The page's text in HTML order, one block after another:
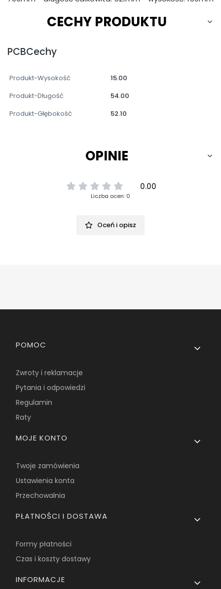
CECHY PRODUKTU
PCBCechy
Produkt-Wysokość
15.00
Produkt-Długość
54.00
Produkt-Głębokość
52.10
OPINIE
0.00
Liczba ocen: 0
Oceń i opisz
Linki w stopce
POMOC
Zwroty i reklamacje
Pytania i odpowiedzi
Regulamin
Raty
MOJE KONTO
Twoje zamówienia
Ustawienia konta
Przechowalnia
PŁATNOŚCI I DOSTAWA
Formy płatności
Czas i koszty dostawy
INFORMACJE